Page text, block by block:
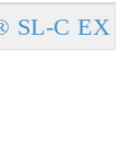
SL-C EX